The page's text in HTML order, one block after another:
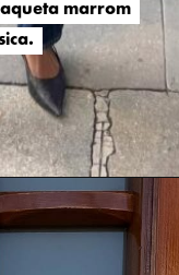
marrom
marrom